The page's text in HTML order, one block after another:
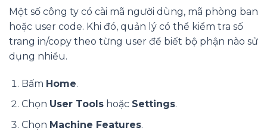
Một số công ty có cài mã người dùng, mã phòng ban
hoặc user code. Khi đó, quản lý có thể kiểm tra số
trang in/copy theo từng user để biết bộ phận nào sử
dụng nhiều.
Bấm Home.
Chọn User Toolshoặc Settings.
Chọn Machine Features.